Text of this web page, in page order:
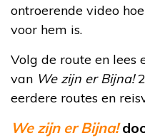
ontroerende video
voor hem is.
Volg de route en lees
van We zijn er Bijna!
eerdere routes en
We zijn er Bijna!